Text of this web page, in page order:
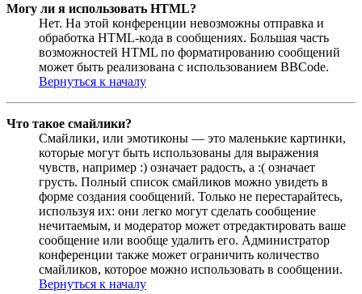
Могу ли я использовать HTML?
Нет. На этой конференции невозможны отправка и
обработка HTML-кода в сообщениях. Большая часть
возможностей HTML по форматированию сообщений
может быть реализована с использованием BBCode.
Вернуться к началу
Что такое смайлики?
Смайлики, или эмотиконы — это маленькие картинки,
которые могут быть использованы для выражения
чувств, например :) означает радость, а :( означает
грусть. Полный список смайликов можно увидеть в
форме создания сообщений. Только не перестарайтесь,
используя их: они легко могут сделать сообщение
нечитаемым, и модератор может отредактировать ваше
сообщение или вообще удалить его. Администратор
конференции также может ограничить количество
смайликов, которое можно использовать в сообщении.
Вернуться к началу